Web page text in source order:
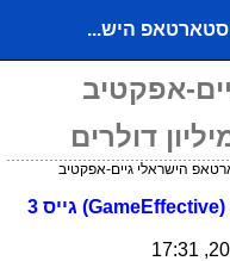
אפקטיב
הישראלי גיים-אפקטיב
הסטארטאפ הישראלי גיים-אפקטיב (GameEffective) גייס 3